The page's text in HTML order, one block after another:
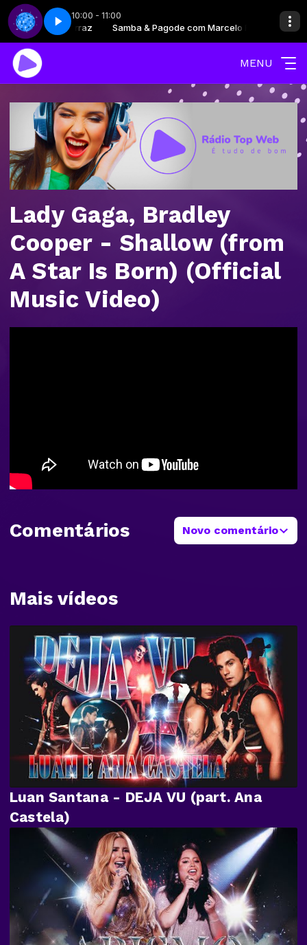
10:00 - 11:00
Ferraz Samba & Pagode com Marcelo Ferraz
7 Flashback Top Hits - Parte 7
MENU
Lady Gaga, Bradley
Cooper - Shallow (from
A Star Is Born) (Official
Music Video)
Mais vídeos
Luan Santana - DEJA VU (part. Ana
Castela)
Comentários Novo comentário